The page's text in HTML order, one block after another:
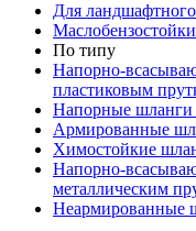
Для
По типу
Напорно-
пластиковым
Напорные
Армированные
Химостойкие
Напорно-
металлическим
Неармированные